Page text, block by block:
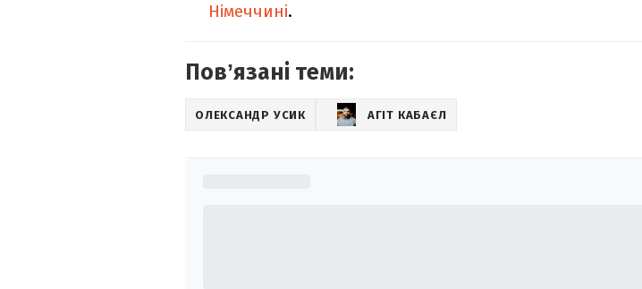
Німеччині.
Повʼязані теми:
ОЛЕКСАНДР УСИК АГІТ КАБАЄЛ